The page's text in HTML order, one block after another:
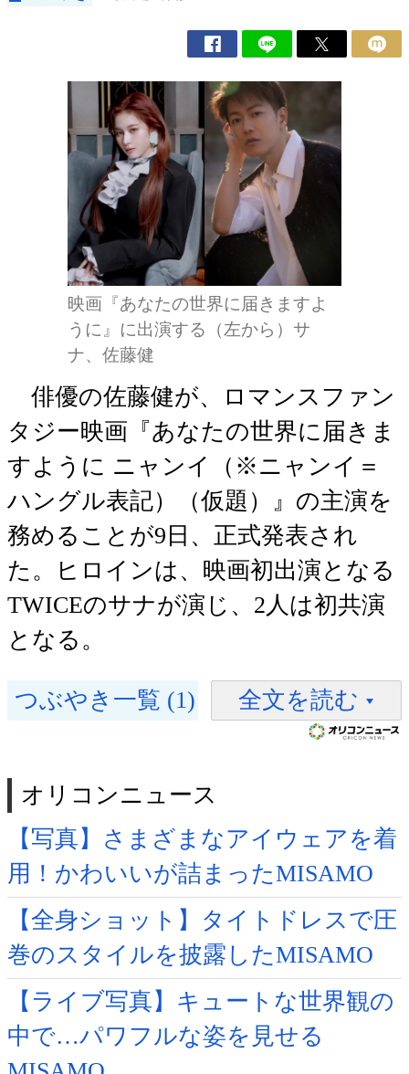
映画『あなたの世界に届きますよ
うに』に出演する（左から）サ
ナ、佐藤健
俳優の佐藤健が、ロマンスファン
タジー映画『あなたの世界に届きま
すように ニャンイ（※ニャンイ＝
ハングル表記）（仮題）』の主演を
務めることが9日、正式発表され
た。ヒロインは、映画初出演となる
TWICEのサナが演じ、2人は初共演
となる。
つぶやき一覧 (1) 全文を読む
オリコンニュース
【写真】さまざまなアイウェアを着
用！かわいいが詰まったMISAMO
【全身ショット】タイトドレスで圧
巻のスタイルを披露したMISAMO
【ライブ写真】キュートな世界観の
中で…パワフルな姿を見せる